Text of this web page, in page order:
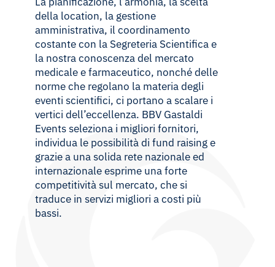
della location, la gestione
amministrativa, il coordinamento
costante con la Segreteria Scientifica e
la nostra conoscenza del mercato
medicale e farmaceutico, nonché delle
norme che regolano la materia degli
eventi scientifici, ci portano a scalare i
vertici dell’eccellenza. BBV Gastaldi
Events seleziona i migliori fornitori,
individua le possibilità di fund raising e
grazie a una solida rete nazionale ed
internazionale esprime una forte
competitività sul mercato, che si
traduce in servizi migliori a costi più
bassi.